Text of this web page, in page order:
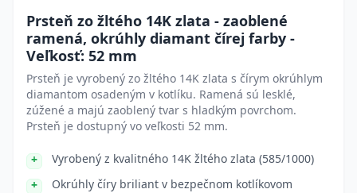
Prsteň zo žltého 14K zlata - zaoblené
ramená, okrúhly diamant čírej farby -
Veľkosť: 52 mm
Prsteň je vyrobený zo žltého 14K zlata s čírym okrúhlym
diamantom osadeným v kotlíku. Ramená sú lesklé,
zúžené a majú zaoblený tvar s hladkým povrchom.
Prsteň je dostupný vo veľkosti 52 mm.
Vyrobený z kvalitného 14K žltého zlata (585/1000)
Okrúhly číry briliant v bezpečnom kotlíkovom